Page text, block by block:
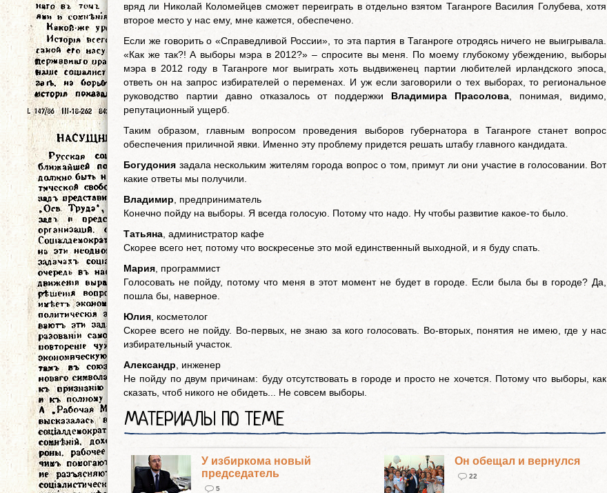
вряд ли Николай Коломейцев сможет переиграть в отдельно взятом Таганроге Василия Голубева, хотя
второе место у нас ему, мне кажется, обеспечено.
Если же говорить о «Справедливой России», то эта партия в Таганроге отродясь ничего не выигрывала.
«Как же так?! А выборы мэра в 2012?» – спросите вы меня. По моему глубокому убеждению, выборы
мэра в 2012 году в Таганроге мог выиграть хоть выдвиженец партии любителей ирландского эпоса,
ответь он на запрос избирателей о переменах. И уж если заговорили о тех выборах, то региональное
руководство партии давно отказалось от поддержки Владимира Прасолова , понимая, видимо,
репутационный ущерб.
Таким образом, главным вопросом проведения выборов губернатора в Таганроге станет вопрос
обеспечения приличной явки. Именно эту проблему придется решать штабу главного кандидата.
Богудония задала нескольким жителям города вопрос о том, примут ли они участие в голосовании. Вот
какие ответы мы получили.
Владимир , предприниматель
Конечно пойду на выборы. Я всегда голосую. Потому что надо. Ну чтобы развитие какое-то было.
Татьяна , администратор кафе
Скорее всего нет, потому что воскресенье это мой единственный выходной, и я буду спать.
Мария , программист
Голосовать не пойду, потому что меня в этот момент не будет в городе. Если была бы в городе? Да,
пошла бы, наверное.
Юлия , косметолог
Скорее всего не пойду. Во-первых, не знаю за кого голосовать. Во-вторых, понятия не имею, где у нас
избирательный участок.
Александр , инженер
Не пойду по двум причинам: буду отсутствовать в городе и просто не хочется. Потому что выборы, как
сказать, чтоб никого не обидеть... Не совсем выборы.
МАТЕРИАЛЫ ПО ТЕМЕ
У избиркома новый
председатель
5
Он обещал и вернулся
22